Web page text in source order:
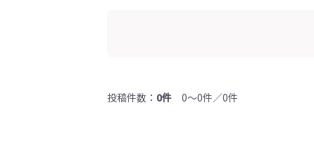
投稿件数： 0件 0～0件／0件